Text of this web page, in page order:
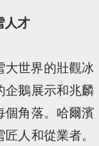
人才
大世界的壯觀冰
企鵝展示和兆麟
個角落。哈爾濱
人和從業者。